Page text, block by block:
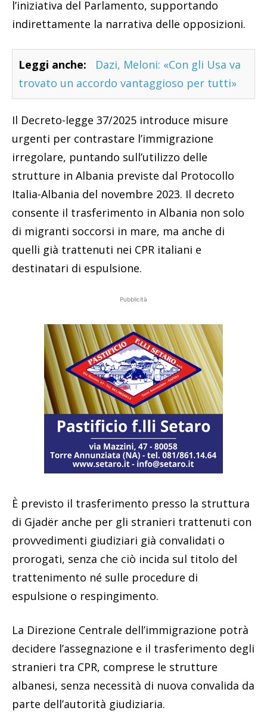
l’iniziativa del Parlamento, supportando
indirettamente la narrativa delle opposizioni.
Leggi anche:
Dazi, Meloni: «Con gli Usa va
trovato un accordo vantaggioso per tutti»
Il Decreto-legge 37/2025 introduce misure
urgenti per contrastare l’immigrazione
irregolare, puntando sull’utilizzo delle
strutture in Albania previste dal Protocollo
Italia-Albania del novembre 2023. Il decreto
consente il trasferimento in Albania non solo
di migranti soccorsi in mare, ma anche di
quelli già trattenuti nei CPR italiani e
destinatari di espulsione.
Pubblicità
È previsto il trasferimento presso la struttura
di Gjadër anche per gli stranieri trattenuti con
provvedimenti giudiziari già convalidati o
prorogati, senza che ciò incida sul titolo del
trattenimento né sulle procedure di
espulsione o respingimento.
La Direzione Centrale dell’immigrazione potrà
decidere l’assegnazione e il trasferimento degli
stranieri tra CPR, comprese le strutture
albanesi, senza necessità di nuova convalida da
parte dell’autorità giudiziaria.